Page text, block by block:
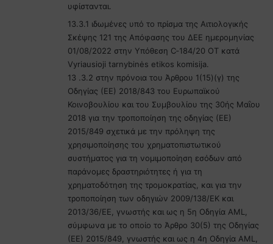
υφίστανται.
13.3.1 ιδωμένες υπό το πρίσμα της Αιτιολογικής
Σκέψης 121 της Απόφασης του ΔΕΕ ημερομηνίας
01/08/2022 στην Υπόθεση C‑184/20 OT κατά
Vyriausioji tarnybinės etikos komisija.
13 .3.2 στην πρόνοια του Άρθρου 1(15)(γ) της
Οδηγίας (ΕΕ) 2018/843 του Ευρωπαϊκού
Κοινοβουλίου και του Συμβουλίου της 30ής Μαΐου
2018 για την τροποποίηση της οδηγίας (ΕΕ)
2015/849 σχετικά με την πρόληψη της
χρησιμοποίησης του χρηματοπιστωτικού
συστήματος για τη νομιμοποίηση εσόδων από
παράνομες δραστηριότητες ή για τη
χρηματοδότηση της τρομοκρατίας, και για την
τροποποίηση των οδηγιών 2009/138/ΕΚ και
2013/36/ΕΕ, γνωστής και ως η 5η Οδηγία AML,
σύμφωνα με το οποίο το Άρθρο 30(5) της Οδηγίας
(ΕΕ) 2015/849, γνωστής και ως η 4η Οδηγία AML,